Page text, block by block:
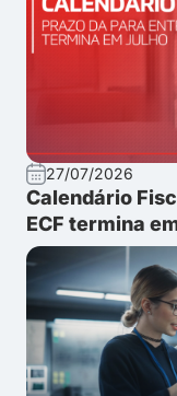
27/07/2026
Calendário
ECF termina